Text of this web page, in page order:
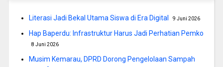
Literasi Jadi Bekal Utama Siswa di Era Digital 9 Juni 2026
Hap Baperdu: Infrastruktur Harus Jadi Perhatian Pemko
8 Juni 2026
Musim Kemarau, DPRD Dorong Pengelolaan Sampah